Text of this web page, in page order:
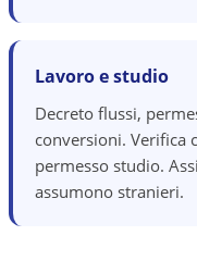
Lavoro e studio
Decreto flussi,
conversioni. Verifica
permesso studio.
assumono stranieri.